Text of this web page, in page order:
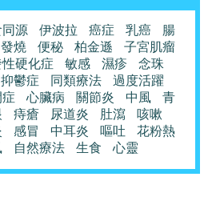
源 伊波拉 癌症 乳癌
腸
發燒
便秘 柏金遜
子宮肌瘤
硬化症
敏感 濕疹
念珠
抑鬱症
同類療法
過度活躍
心臟病 關節炎 中風
青
痔瘡 尿道炎 肚瀉
咳嗽
感冒 中耳炎 嘔吐
花粉熱
自然療法 生食 心靈